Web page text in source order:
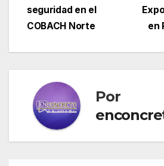
en
seguridad en el
COBACH Norte
Por